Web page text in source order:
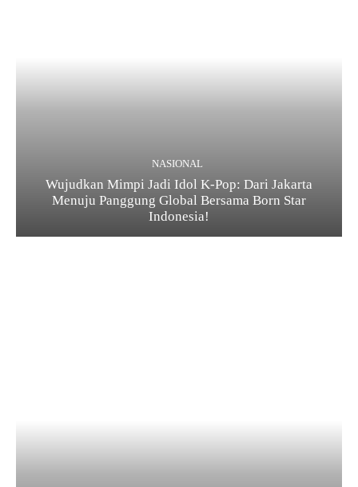
NASIONAL
Wujudkan Mimpi Jadi Idol K-Pop: Dari Jakarta
Menuju Panggung Global Bersama Born Star
Indonesia!